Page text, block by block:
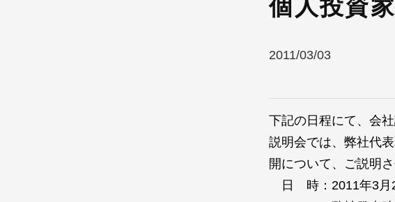
個人投資
2011/03/03
下記の日程にて、会
説明会では、弊社代
開について、ご説明
日 時：2011年3月